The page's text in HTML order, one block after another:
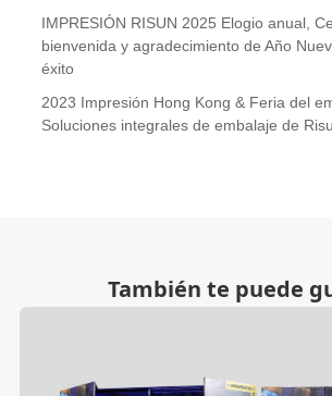
IMPRESIÓN RISUN 2025 Elogio anual,
bienvenida y agradecimiento de Año
éxito
2023 Impresión Hong Kong & Feria del
Soluciones integrales de embalaje de
También te puede